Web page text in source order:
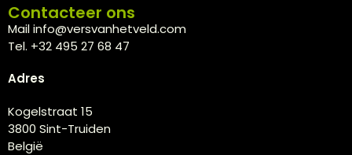
Contacteer ons
Mail info@versvanhetveld.com
Tel. +32 495 27 68 47
Adres
Kogelstraat 15
3800 Sint-Truiden
België